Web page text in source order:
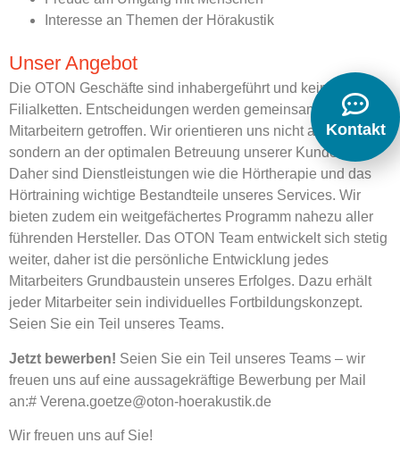
Interesse an Themen der Hörakustik
Unser Angebot
Die OTON Geschäfte sind inhabergeführt und keine
Filialketten. Entscheidungen werden gemeinsam mit den
Mitarbeitern getroffen. Wir orientieren uns nicht am Umsatz,
sondern an der optimalen Betreuung unserer Kunden.
Daher sind Dienstleistungen wie die Hörtherapie und das
Hörtraining wichtige Bestandteile unseres Services. Wir
bieten zudem ein weitgefächertes Programm nahezu aller
führenden Hersteller. Das OTON Team entwickelt sich stetig
weiter, daher ist die persönliche Entwicklung jedes
Mitarbeiters Grundbaustein unseres Erfolges. Dazu erhält
jeder Mitarbeiter sein individuelles Fortbildungskonzept.
Seien Sie ein Teil unseres Teams.
Jetzt bewerben! Seien Sie ein Teil unseres Teams – wir
freuen uns auf eine aussagekräftige Bewerbung per Mail
an:# Verena.goetze@oton-hoerakustik.de
Wir freuen uns auf Sie!
Kontakt